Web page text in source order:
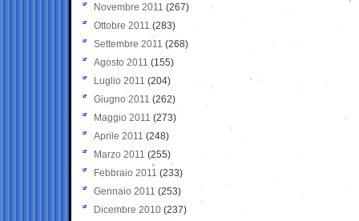
Novembre 2011 (267)
Ottobre 2011 (283)
Settembre 2011 (268)
Agosto 2011 (155)
Luglio 2011 (204)
Giugno 2011 (262)
Maggio 2011 (273)
Aprile 2011 (248)
Marzo 2011 (255)
Febbraio 2011 (233)
Gennaio 2011 (253)
Dicembre 2010 (237)